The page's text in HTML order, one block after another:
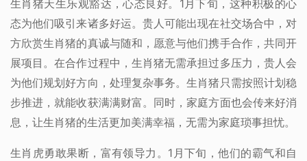
生肖猪天生乐观豁达，心态良好。1月下旬，这种积极的心
态为他们吸引来诸多好运。贵人可能出现在社交场合中，对
方欣赏生肖猪的真诚与随和，愿意与他们携手合作，共同开
展项目。在合作过程中，生肖猪无需承担过多压力，贵人会
为他们规划好方向，处理复杂事务。生肖猪只需按照计划稳
步推进，就能收获满满财富。同时，家庭方面也会传来好消
息，让生肖猪的生活更加美满幸福，无需为家庭琐事担忧。
生肖虎勇敢果断，富有领导力。1月下旬，他们的霸气和自